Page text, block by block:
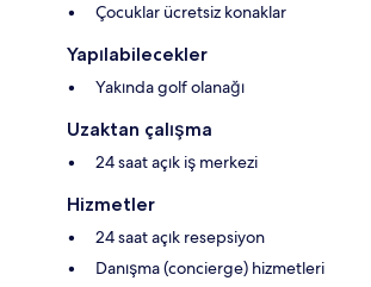
Çocuklar ücretsiz konaklar
Yapılabilecekler
Yakında golf olanağı
Uzaktan çalışma
24 saat açık iş merkezi
Hizmetler
24 saat açık resepsiyon
Danışma (concierge) hizmetleri